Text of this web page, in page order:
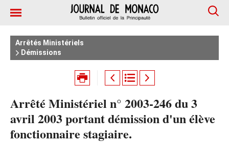
Arrêtés Ministériels
Démissions
Arrêté Ministériel n° 2003-246 du 3
avril 2003 portant démission d'un élève
fonctionnaire stagiaire.